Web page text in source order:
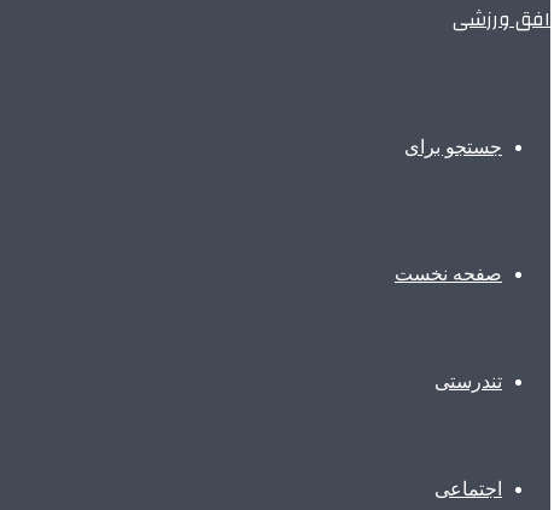
افق ورزشی
جستجو برای
صفحه نخست
تندرستی
اجتماعی